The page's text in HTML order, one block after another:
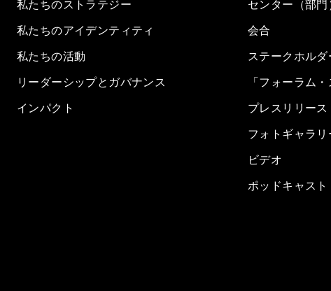
私たちのストラテジー
私たちのアイデンティティ
私たちの活動
リーダーシップとガバナンス
インパクト
センター（部門
会合
ステークホル
「フォーラム
プレスリリース
フォトギャラリ
ビデオ
ポッドキャスト